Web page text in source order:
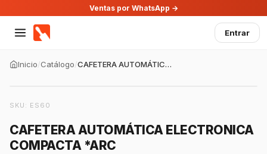
Ventas por WhatsApp →
Entrar
Inicio/Catálogo/ CAFETERA AUTOMÁTICA ELECTRONICA COMPACTA *ARC
SKU: ES60
CAFETERA AUTOMÁTICA ELECTRONICA
COMPACTA *ARC